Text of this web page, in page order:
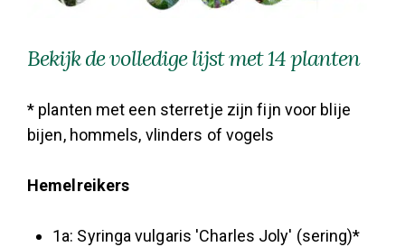
Bekijk de volledige lijst met 14 planten
* planten met een sterretje zijn fijn voor blije
bijen, hommels, vlinders of vogels
Hemelreikers
1a: Syringa vulgaris 'Charles Joly' (sering)*